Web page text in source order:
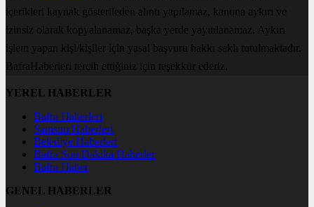
içerikleri kaynak gösterileden alıntı yapılamaz, kanuna aykırı ve
izinsiz olarak kopyalanamaz, başka yerde yayınlanamaz. Aykırı
işlem yapan kişi/kişiler için yasal başvuru hakkı saklı tutulmaktadır.
BafraHaberleri tercih ettiğiniz için teşekkür ederiz.
YEREL HABERLER
Bafra Haberleri
Samsun Haberleri
Belediye Haberleri
Bafra Son Dakika Haberler
Bafra Haber
GENEL HABERLER